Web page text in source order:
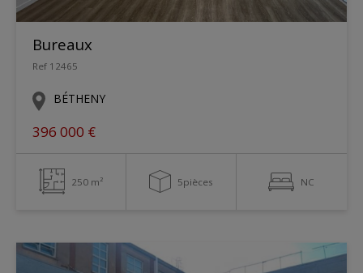
Bureaux
Ref 12465
BÉTHENY
396 000 €
250 m² 5pièces NC